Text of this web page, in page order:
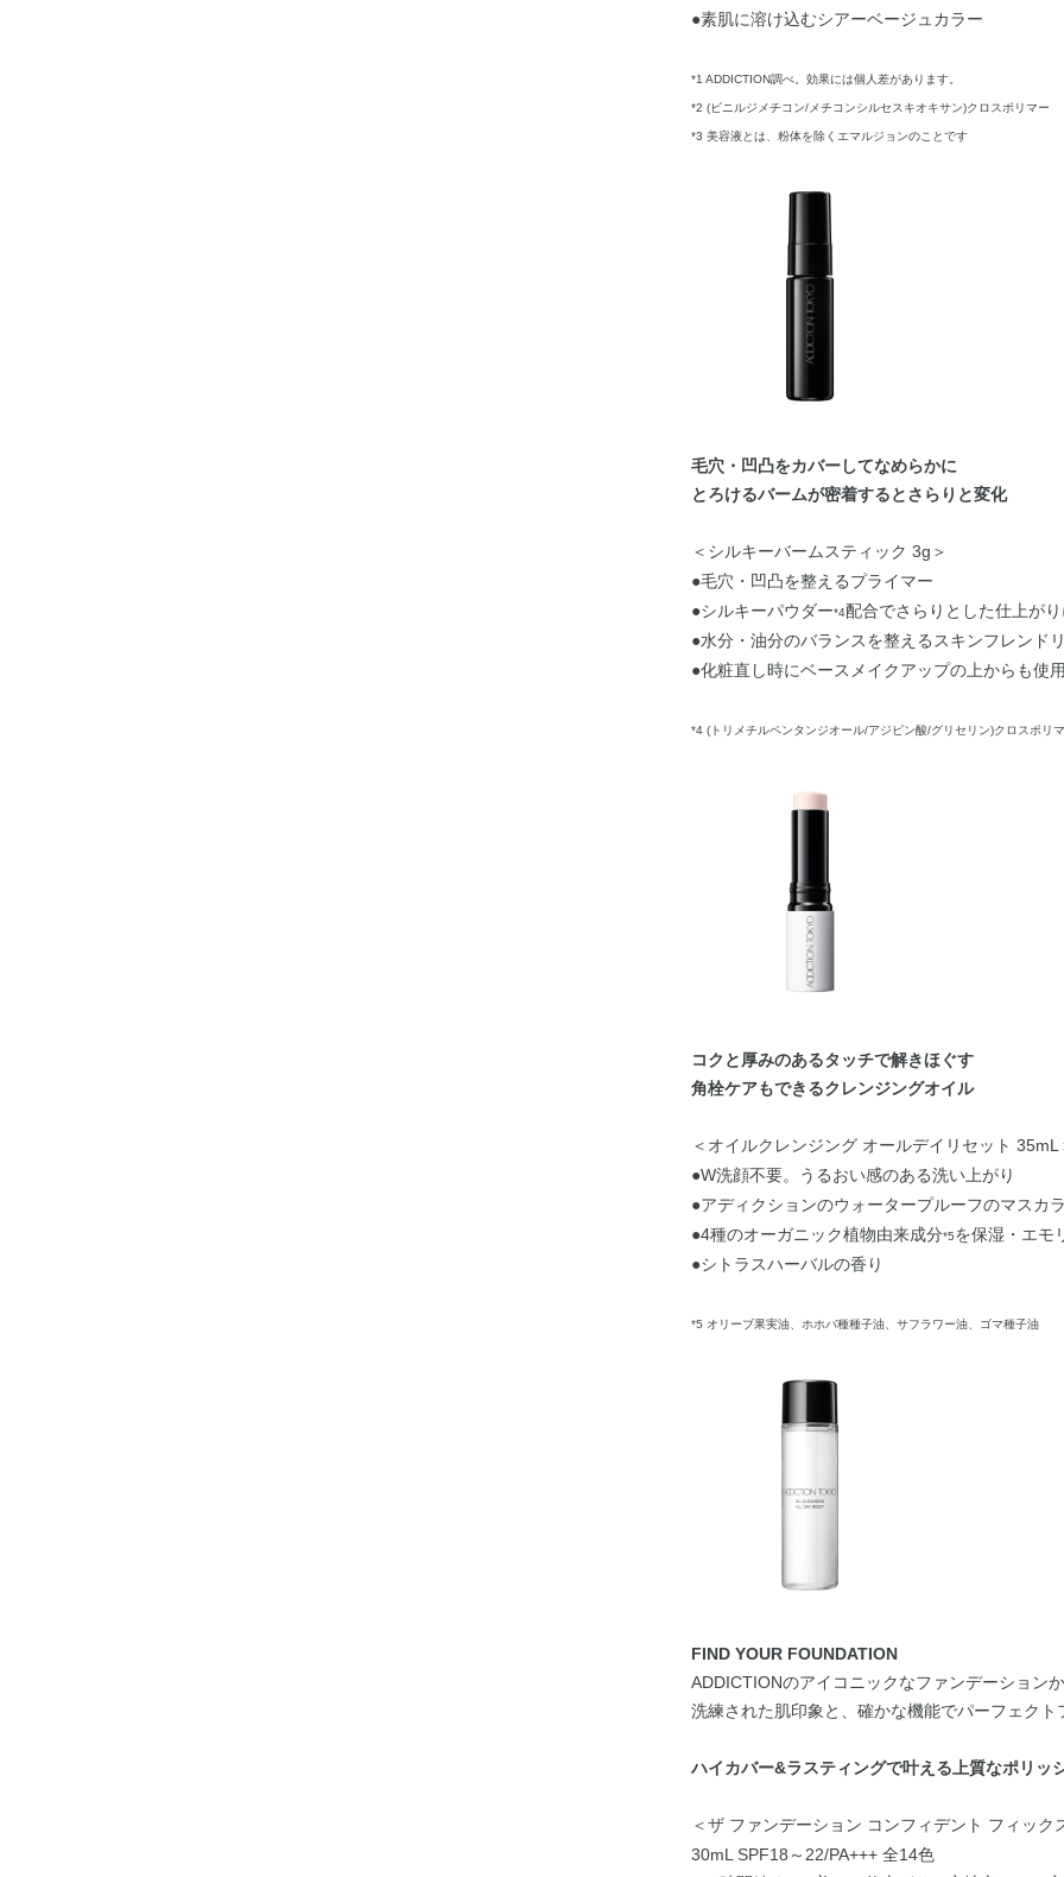
●素肌に溶け込むシアーベージュカラー
*1 ADDICTION調べ。効果には個人差があります。
*2 (ビニルジメチコン/メチコンシルセスキオキサン)クロスポリマー
*3 美容液とは、粉体を除くエマルジョンのことです
毛穴・凹凸をカバーしてなめらかに
とろけるバームが密着するとさらりと変化
＜シルキーバームスティック 3g＞
●毛穴・凹凸を整えるプライマー
●シルキーパウダー*4配合でさらりとした仕上がり
●水分・油分のバランスを整えるスキンフレンド
●化粧直し時にベースメイクアップの上からも使
*4 (トリメチルペンタンジオール/アジピン酸/グリセリン)クロスポリ
コクと厚みのあるタッチで解きほぐす
角栓ケアもできるクレンジングオイル
＜オイルクレンジング オールデイリセット 35mL
●W洗顔不要。うるおい感のある洗い上がり
●アディクションのウォータープルーフのマスカ
●4種のオーガニック植物由来成分*5を保湿・エモ
●シトラスハーバルの香り
*5 オリーブ果実油、ホホバ種種子油、サフラワー油、ゴマ種子油
FIND YOUR FOUNDATION
ADDICTIONのアイコニックなファンデーションか
洗練された肌印象と、確かな機能でパーフェクト
ハイカバー&ラスティングで叶える上質なポリッ
＜ザ ファンデーション コンフィデント フィック
30mL SPF18～22/PA+++ 全14色